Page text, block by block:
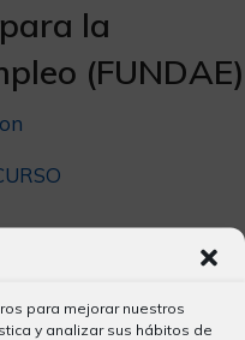
para mejorar nuestros
y analizar sus hábitos de
la
(FUNDAE)